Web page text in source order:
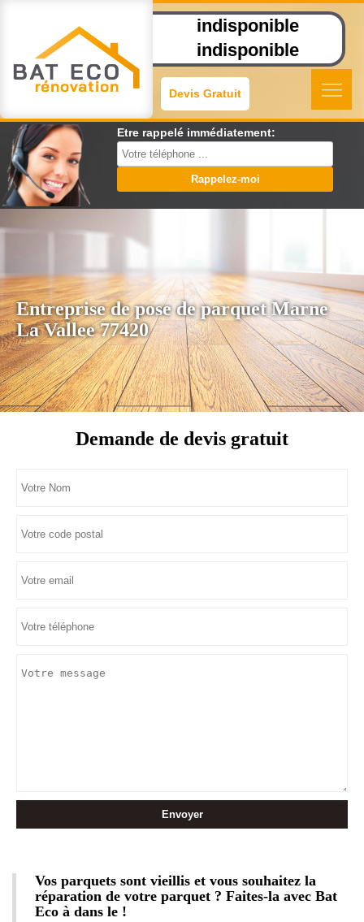
indisponible
indisponible
Devis Gratuit
Etre rappelé immédiatement:
Entreprise de pose de parquet Marne
La Vallee 77420
Demande de devis gratuit
Vos parquets sont vieillis et vous souhaitez la
réparation de votre parquet ? Faites-la avec Bat
Eco à dans le !